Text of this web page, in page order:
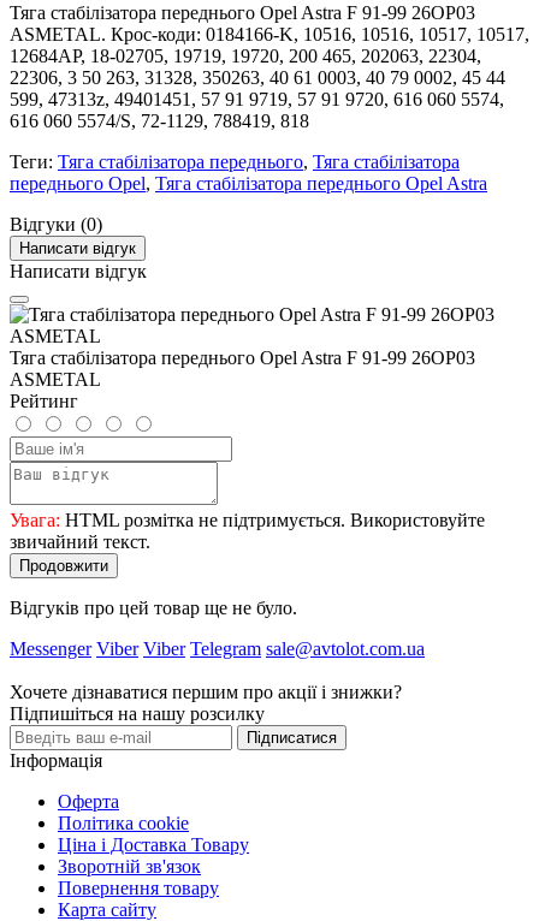
Тяга стабілізатора переднього Opel Astra F 91-99 26OP03
ASMETAL. Крос-коди: 0184166-K, 10516, 10516, 10517, 10517,
12684AP, 18-02705, 19719, 19720, 200 465, 202063, 22304,
22306, 3 50 263, 31328, 350263, 40 61 0003, 40 79 0002, 45 44
599, 47313z, 49401451, 57 91 9719, 57 91 9720, 616 060 5574,
616 060 5574/S, 72-1129, 788419, 818
Теги: Тяга стабілізатора переднього, Тяга стабілізатора
переднього Opel, Тяга стабілізатора переднього Opel Astra
Відгуки (0)
Написати відгук
Написати відгук
Тяга стабілізатора переднього Opel Astra F 91-99 26OP03
ASMETAL
Рейтинг
Увага: HTML розмітка не підтримується. Використовуйте
звичайний текст.
Продовжити
Відгуків про цей товар ще не було.
Messenger Viber Viber Telegram sale@avtolot.com.ua
Хочете дізнаватися першим про акції і знижки?
Підпишіться на нашу розсилку
Підписатися
Інформація
Оферта
Політика cookie
Ціна і Доставка Товару
Зворотній зв'язок
Повернення товару
Карта сайту